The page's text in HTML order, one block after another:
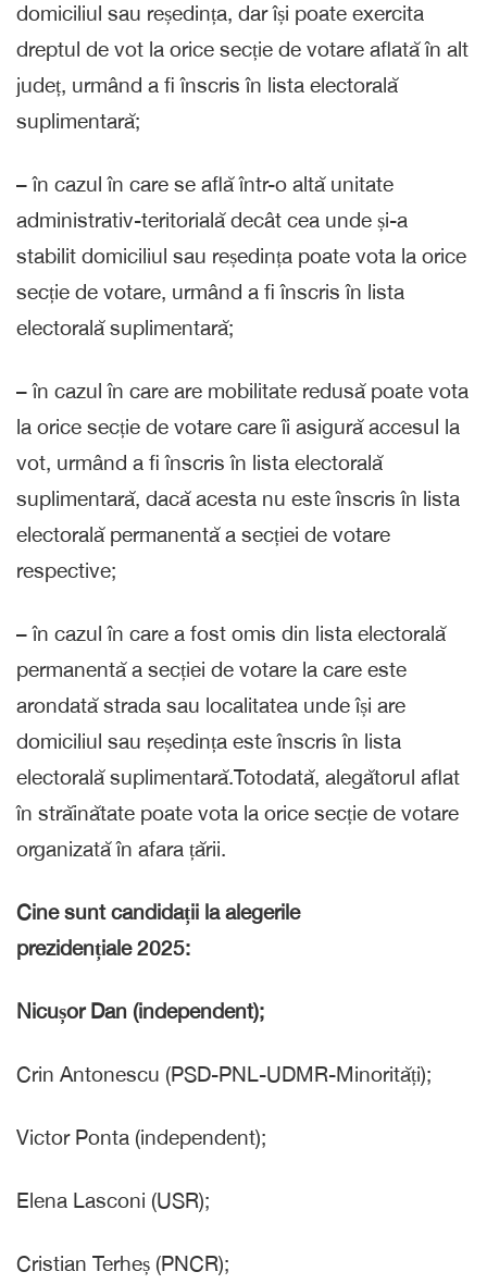
domiciliul sau reședința, dar își poate exercita
dreptul de vot la orice secție de votare aflată în alt
județ, urmând a fi înscris în lista electorală
suplimentară;
– în cazul în care se află într-o altă unitate
administrativ-teritorială decât cea unde și-a
stabilit domiciliul sau reședința poate vota la orice
secție de votare, urmând a fi înscris în lista
electorală suplimentară;
– în cazul în care are mobilitate redusă poate vota
la orice secție de votare care îi asigură accesul la
vot, urmând a fi înscris în lista electorală
suplimentară, dacă acesta nu este înscris în lista
electorală permanentă a secției de votare
respective;
– în cazul în care a fost omis din lista electorală
permanentă a secției de votare la care este
arondată strada sau localitatea unde își are
domiciliul sau reședința este înscris în lista
electorală suplimentară.Totodată, alegătorul aflat
în străinătate poate vota la orice secție de votare
organizată în afara țării.
Cine sunt candidații la alegerile
prezidențiale 2025:
Nicușor Dan (independent);
Crin Antonescu (PSD-PNL-UDMR-Minorități);
Victor Ponta (independent);
Elena Lasconi (USR);
Cristian Terheș (PNCR);